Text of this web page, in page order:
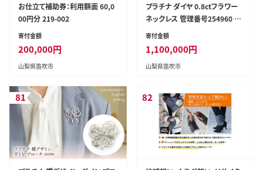
お仕立て補助券：利用額面 60,0
00円分 219-002
寄付金額
200,000円
山梨県笛吹市
プラチナ ダイヤ 0.8ctフラワー
ネックレス 管理番号254960 ×
1本 218-005
寄付金額
1,100,000円
山梨県笛吹市
81 82